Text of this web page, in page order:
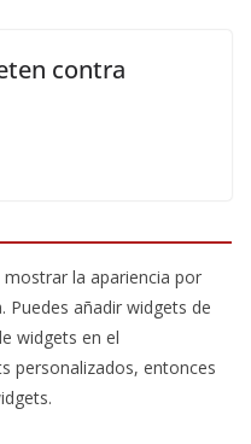
contra
la apariencia por
Puedes añadir widgets de
widgets en el
personalizados, entonces